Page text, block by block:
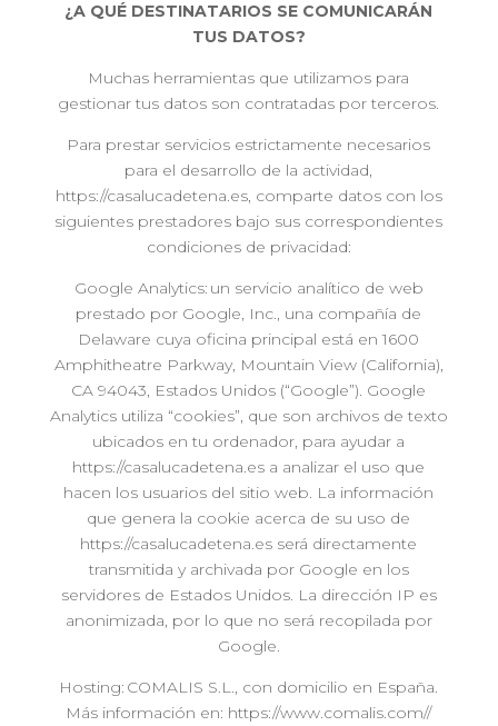
¿A QUÉ DESTINATARIOS SE COMUNICARÁN
TUS DATOS?
Muchas herramientas que utilizamos para
gestionar tus datos son contratadas por terceros.
Para prestar servicios estrictamente necesarios
para el desarrollo de la actividad,
https://casalucadetena.es, comparte datos con los
siguientes prestadores bajo sus correspondientes
condiciones de privacidad:
Google Analytics: un servicio analítico de web
prestado por Google, Inc., una compañía de
Delaware cuya oficina principal está en 1600
Amphitheatre Parkway, Mountain View (California),
CA 94043, Estados Unidos (“Google”). Google
Analytics utiliza “cookies”, que son archivos de texto
ubicados en tu ordenador, para ayudar a
https://casalucadetena.es a analizar el uso que
hacen los usuarios del sitio web. La información
que genera la cookie acerca de su uso de
https://casalucadetena.es será directamente
transmitida y archivada por Google en los
servidores de Estados Unidos. La dirección IP es
anonimizada, por lo que no será recopilada por
Google.
Hosting: COMALIS S.L., con domicilio en España.
Más información en: https://www.comalis.com//